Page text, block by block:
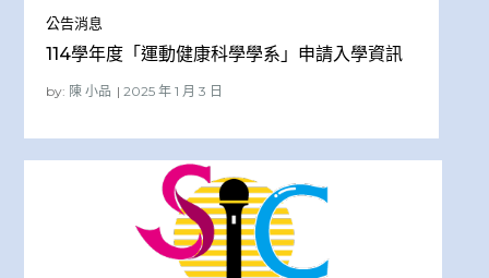
公告消息
114學年度「運動健康科學學系」申請入學資訊
by: 陳 小品